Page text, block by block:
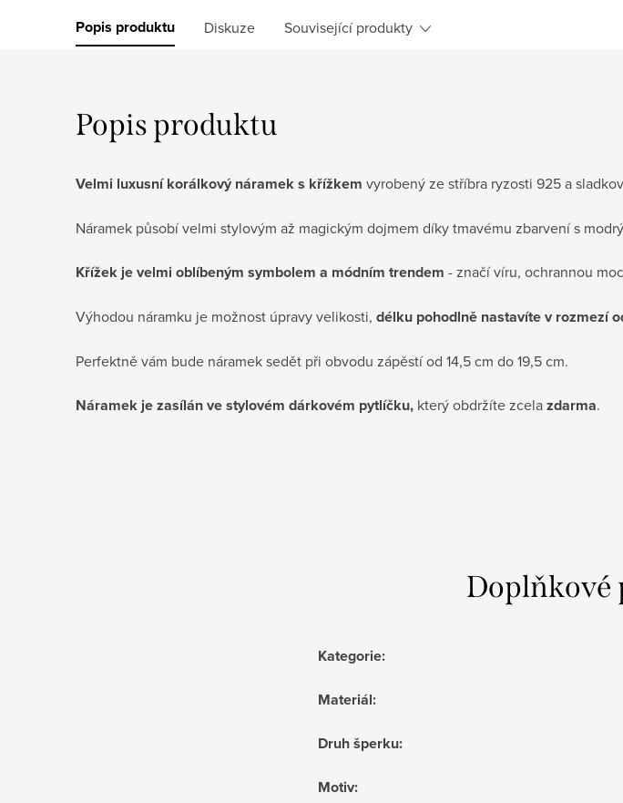
Popis produktu Diskuze Související produkty
Popis produktu
Velmi luxusní korálkový náramek s křížkem vyrobený ze stříbra ryzosti 925 a
Náramek působí velmi stylovým až magickým dojmem díky tmavému zbarvení s
Křížek je velmi oblíbeným symbolem a módním trendem - značí víru, ochrannou
Výhodou náramku je možnost úpravy velikosti, délku pohodlně nastavíte v rozmezí
Perfektně vám bude náramek sedět při obvodu zápěstí od 14,5 cm do 19,5 cm.
Náramek je zasílán ve stylovém dárkovém pytlíčku, který obdržíte zcelazdarma.
Doplňkové
Kategorie:
Materiál:
Druh šperku:
Motiv: